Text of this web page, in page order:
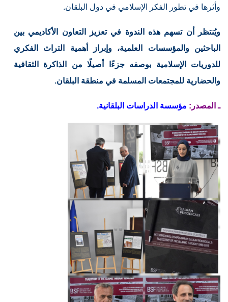
وأثرها في تطور الفكر الإسلامي في دول البلقان.
ويُنتظر أن تسهم هذه الندوة في تعزيز التعاون الأكاديمي بين
الباحثين والمؤسسات العلمية، وإبراز أهمية التراث الفكري
للدوريات الإسلامية بوصفه جزءًا أصيلًا من الذاكرة الثقافية
والحضارية للمجتمعات المسلمة في منطقة البلقان.
ـ المصدر: مؤسسة الدراسات البلقانية.